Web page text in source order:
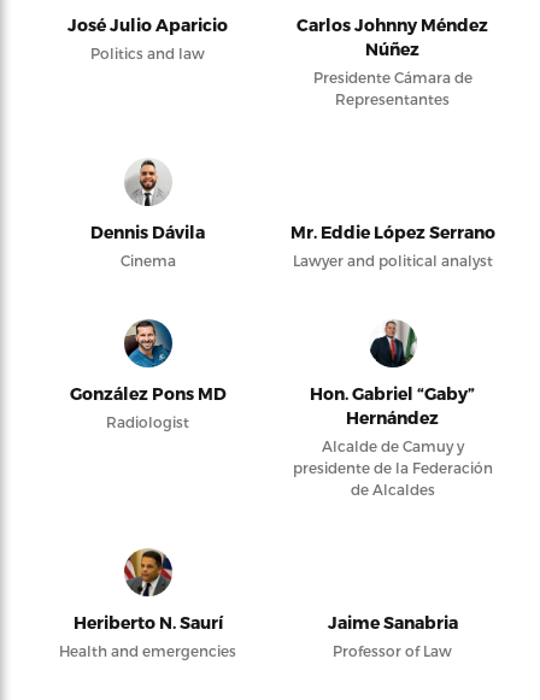
José Julio Aparicio
Politics and law
Carlos Johnny Méndez
Núñez
Presidente Cámara de
Representantes
Dennis Dávila
Cinema
Mr. Eddie López Serrano
Lawyer and political analyst
González Pons MD
Radiologist
Hon. Gabriel “Gaby”
Hernández
Alcalde de Camuy y
presidente de la Federación
de Alcaldes
Heriberto N. Saurí
Health and emergencies
Jaime Sanabria
Professor of Law